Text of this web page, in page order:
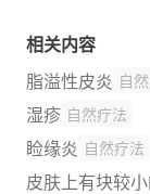
相关内容
脂溢性皮炎 自
湿疹 自然疗法
睑缘炎 自然疗法
皮肤上有块较